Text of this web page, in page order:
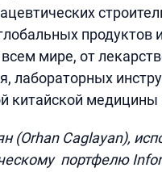
мире, от
лабораторных
китайской
(Orhan Caglayan),
портфелю